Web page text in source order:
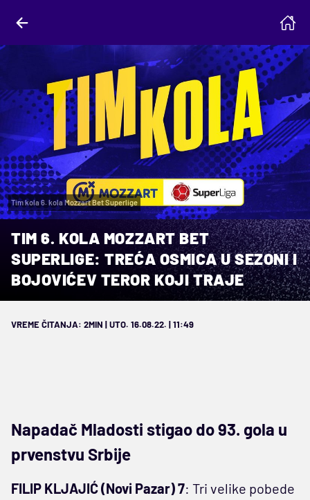
Tim kola 6. kola Mozzart Bet Superlige
TIM 6. KOLA MOZZART BET
SUPERLIGE: TREĆA OSMICA U SEZONI I
BOJOVIĆEV TEROR KOJI TRAJE
VREME ČITANJA: 2MIN | UTO. 16.08.22. | 11:49
Napadač Mladosti stigao do 93. gola u
prvenstvu Srbije
FILIP KLJAJIĆ (Novi Pazar) 7: Tri velike pobede